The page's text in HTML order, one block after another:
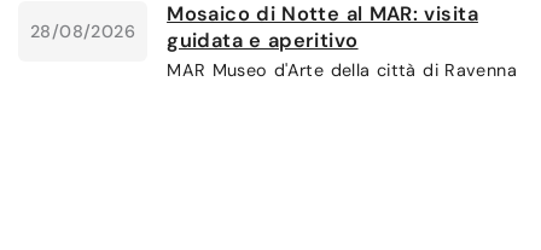
28/08/2026
Mosaico di Notte al MAR: visita
guidata e aperitivo
MAR Museo d'Arte della città di Ravenna